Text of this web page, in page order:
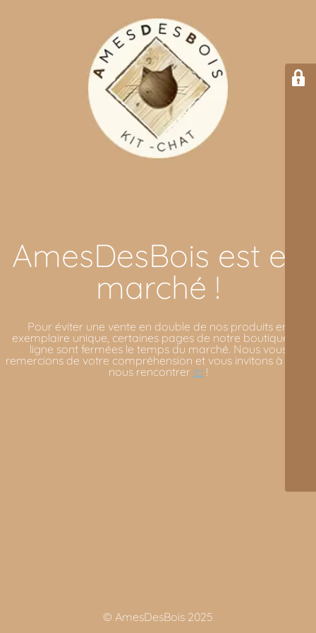
AmesDesBois est en
marché !
Pour éviter une vente en double de nos produits en
exemplaire unique, certaines pages de notre boutique en
ligne sont fermées le temps du marché. Nous vous
remercions de votre compréhension et vous invitons à venir
nous rencontrer ici !
© AmesDesBois 2025